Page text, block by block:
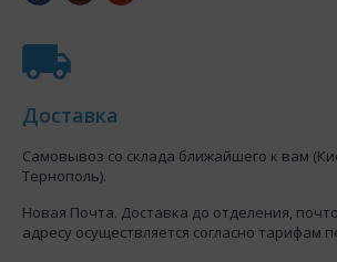
Доставка
Самовывоз со склада ближайшего к вам
Тернополь).
Новая Почта. Доставка до отделения,
адресу осуществляется согласно тарифам